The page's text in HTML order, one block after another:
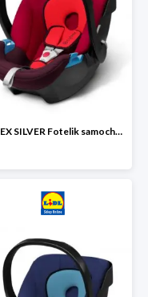
CYBEX SILVER Fotelik samochodowy